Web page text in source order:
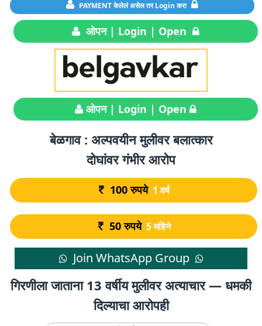
PAYMENT केलेलं असेल तर Login करा
ओपन | Login | Open
ओपन | Login | Open
बेळगाव : अल्पवयीन मुलीवर बलात्कार
दोघांवर गंभीर आरोप
100 रुपये 1 वर्ष
50 रुपये 5 महिने
Join WhatsApp Group
गिरणीला जाताना 13 वर्षीय मुलीवर अत्याचार — धमकी
दिल्याचा आरोपही